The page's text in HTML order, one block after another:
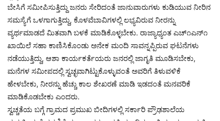
ಬೇಸಿಗೆ ಸಮೀಪಿಸುತ್ತಿದ್ದು ಜನರು ಸೇರಿದಂತೆ ಜಾನುವಾರುಗಳು ಕುಡಿಯುವ ನೀರಿನ
ಸಮಸ್ಯೆಗೆ ಒಳಗಾಗುತ್ತಿದ್ದು, ಕೊಳವೆಬಾವಿಗಳಲ್ಲಿ ಲಭ್ಯವಿರುವ ನೀರನ್ನು
ವ್ಯರ್ಥಮಾಡದೆ ಮಿತವಾಗಿ ಬಳಕೆ ಮಾಡಿಕೊಳ್ಳಬೇಕು. ರಾಜ್ಯಾಧ್ಯಂತ ಎಚ್೧ಎನ್೧
ಖಾಯಿಲೆ ಸಹಾ ಕಾಣಿಸಿಕೊಂಡು ಅನೇಕ ಮಂದಿ ಸಾವನ್ನಪ್ಪಿರುವ ಘಟನೆಗಳು
ನಡೆಯುತ್ತಿದ್ದು, ಆಶಾ ಕಾರ್ಯಕರ್ತೆಯರು ಜನರಲ್ಲಿ ಜಾಗೃತಿ ಮೂಡಿಸಬೇಕು,
ಮನೆಗಳ ಸಮೀಪದಲ್ಲಿ ಸ್ವಚ್ಛವಾಗಿಟ್ಟುಕೊಳ್ಳುವಂತೆ ಅವರಿಗೆ ತಿಳುವಳಿಕೆ
ಹೇಳಬೇಕು, ನೀರನ್ನು ಹೆಚ್ಚು ಕಾಲ ಶೇಖರಣೆ ಮಾಡಿ ಇಡದಂತೆ ಮನವರಿಕೆ
ಮಾಡಿಕೊಡಬೇಕು ಎಂದರು.
ಸ್ವಚ್ಚತೆಯ ಬಗ್ಗೆ ಗ್ರಾಮದ ಪ್ರಮುಖ ಬೀದಿಗಳಲ್ಲಿ ಸರ್ಕಾರಿ ಪ್ರೌಢಶಾಲೆಯ